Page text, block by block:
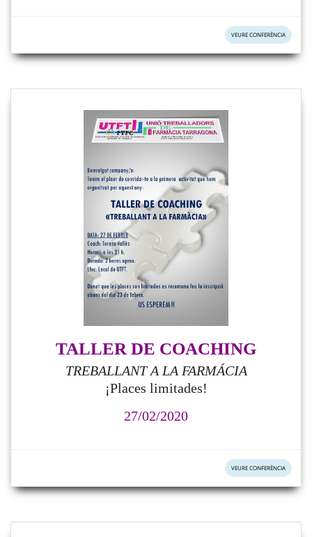
VEURE CONFERÈNCIA
TALLER DE COACHING
TREBALLANT A LA FARMÁCIA
¡Places limitades!
27/02/2020
VEURE CONFERÈNCIA